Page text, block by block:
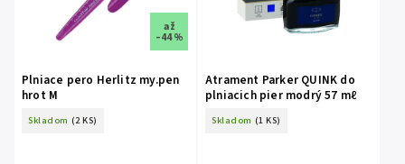
až
–44 %
Plniace pero Herlitz my.pen
hrot M
Skladom (2 KS)
Atrament Parker QUINK do
plniacich pier modrý 57 mℓ
Skladom (1 KS)